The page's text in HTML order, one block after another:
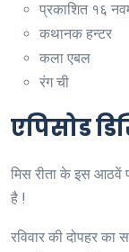
प्रकाशित १६
कथानक हन्टर
कला एबल
रंगची
एपिसोड
मिस रीता के इस आठवें
है !
रविवार की दोपहर का